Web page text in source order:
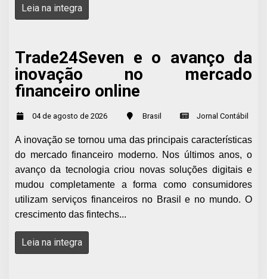
Leia na integra
Trade24Seven e o avanço da
inovação no mercado
financeiro online
04 de agosto de 2026 Brasil Jornal Contábil
A inovação se tornou uma das principais características
do mercado financeiro moderno. Nos últimos anos, o
avanço da tecnologia criou novas soluções digitais e
mudou completamente a forma como consumidores
utilizam serviços financeiros no Brasil e no mundo. O
crescimento das fintechs...
Leia na integra